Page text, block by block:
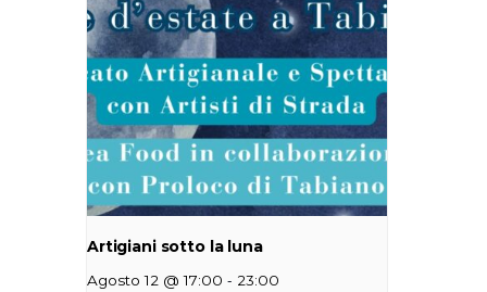
Artigiani sotto la luna
Agosto 12 @ 17:00 - 23:00